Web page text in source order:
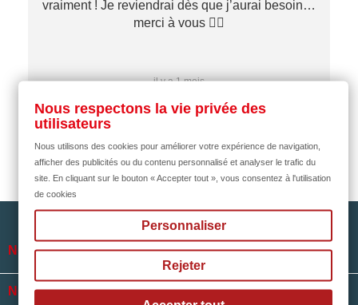
vraiment ! Je reviendrai dès que j’aurai besoin…
merci à vous ✌🏼
il y a 1 mois
NOTRE SOCIÉTÉ 
NOS HORAIRES 
Nous respectons la vie privée des
utilisateurs
Nous utilisons des cookies pour améliorer votre expérience de navigation,
afficher des publicités ou du contenu personnalisé et analyser le trafic du
site. En cliquant sur le bouton « Accepter tout », vous consentez à l'utilisation
de cookies
Personnaliser
Rejeter